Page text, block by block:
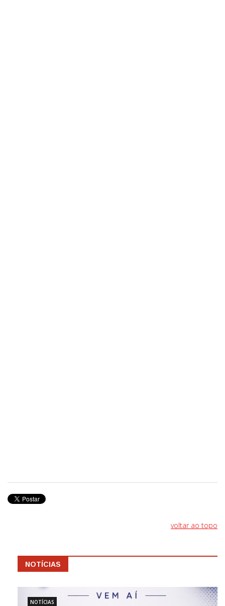
voltar ao topo
NOTÍCIAS
NOTÍCIAS